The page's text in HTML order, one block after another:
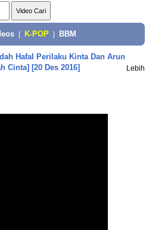
K-POP BBM
Hafal Perilaku Kinta Dan Arun
Cinta] [20 Des 2016]
Lebih